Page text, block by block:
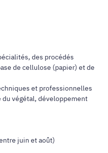
des procédés
de cellulose (papier) et de
et professionnelles
du végétal, développement
juin et août)